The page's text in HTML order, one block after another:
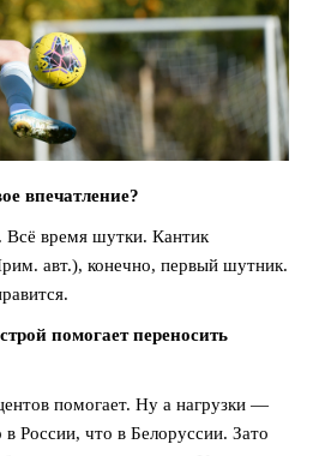
впечатление?
Всё время шутки. Кантик
авт.), конечно, первый шутник.
помогает переносить
помогает. Ну а нагрузки —
России, что в Белоруссии. Зато